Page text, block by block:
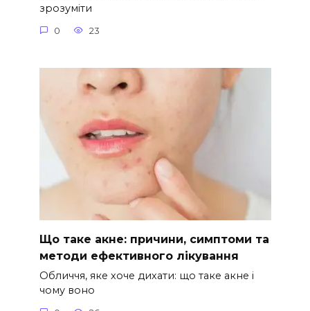
зрозуміти
0 23
Що таке акне: причини, симптоми та
методи ефективного лікування
Обличчя, яке хоче дихати: що таке акне і
чому воно